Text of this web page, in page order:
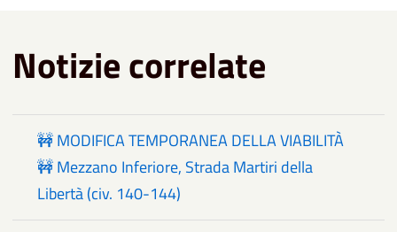
Notizie correlate
🚧 MODIFICA TEMPORANEA DELLA VIABILITÀ
🚧 Mezzano Inferiore, Strada Martiri della
Libertà (civ. 140-144)